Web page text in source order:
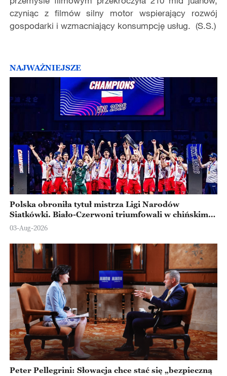
czyniąc z filmów silny motor wspierający rozwój
gospodarki i wzmacniający konsumpcję usług. (S.S.)
NAJWAŻNIEJSZE
Polska obroniła tytuł mistrza Ligi Narodów
Siatkówki. Biało-Czerwoni triumfowali w chińskim
Ningbo
03-Aug-2026
Peter Pellegrini: Słowacja chce stać się „bezpieczną